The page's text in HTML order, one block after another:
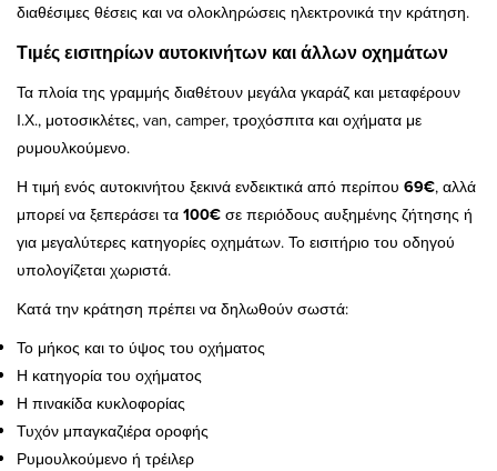
διαθέσιμες θέσεις και να ολοκληρώσεις ηλεκτρονικά την κράτηση.
Τιμές εισιτηρίων αυτοκινήτων και άλλων οχημάτων
Τα πλοία της γραμμής διαθέτουν μεγάλα γκαράζ και μεταφέρουν
Ι.Χ., μοτοσικλέτες, van, camper, τροχόσπιτα και οχήματα με
ρυμουλκούμενο.
Η τιμή ενός αυτοκινήτου ξεκινά ενδεικτικά από περίπου 69€, αλλά
μπορεί να ξεπεράσει τα 100€ σε περιόδους αυξημένης ζήτησης ή
για μεγαλύτερες κατηγορίες οχημάτων. Το εισιτήριο του οδηγού
υπολογίζεται χωριστά.
Κατά την κράτηση πρέπει να δηλωθούν σωστά:
Το μήκος και το ύψος του οχήματος
Η κατηγορία του οχήματος
Η πινακίδα κυκλοφορίας
Τυχόν μπαγκαζιέρα οροφής
Ρυμουλκούμενο ή τρέιλερ